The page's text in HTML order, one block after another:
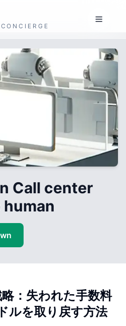
Call center
human
：失われた手数料
ルを取り戻す方法